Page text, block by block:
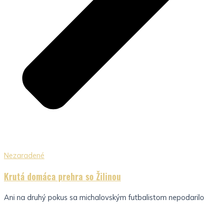
Nezaradené
Krutá domáca prehra so Žilinou
Ani na druhý pokus sa michalovským futbalistom nepodarilo